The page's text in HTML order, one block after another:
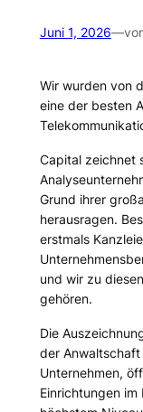
Juni 1, 2026—
Wir wurden von
eine der besten
Capitalzeichnet
Grund ihrer
herausragen.
erstmals
und wir zu
gehören.
Die
der
Unternehmen,
Einrichtungen